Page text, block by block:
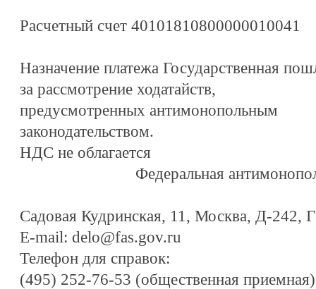
Расчетный счет 40101810800000010041
Назначение платежа Государственная
за рассмотрение ходатайств,
предусмотренных антимонопольным
законодательством.
НДС не облагается
Федеральная
Садовая Кудринская, 11, Москва, Д-242,
E-mail: delo@fas.gov.ru
Телефон для справок:
(495) 252-76-53 (общественная